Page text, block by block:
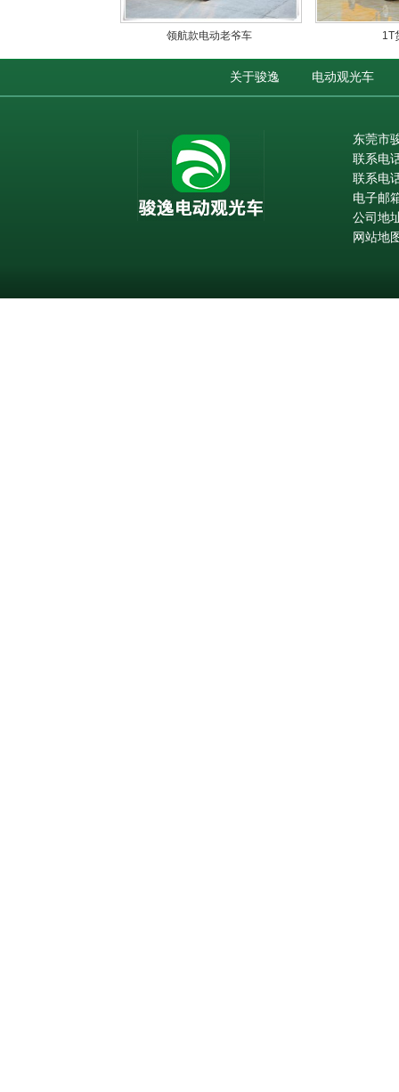
领航款电动老爷车 1T
关于骏逸 电动观光车
东莞市
联系电
联系电
电子邮
公司地
网站地